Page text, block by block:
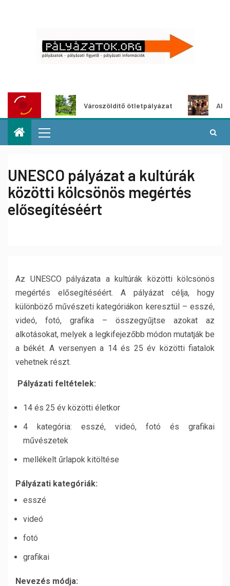
Városzöldítő ötletpályázat Alkotói
UNESCO pályázat a kultúrák
közötti kölcsönös megértés
elősegítéséért
Az UNESCO pályázata a kultúrák közötti kölcsönös
megértés elősegítéséért. A pályázat célja, hogy
különböző művészeti kategóriákon keresztül – esszé,
videó, fotó, grafika – összegyűjtse azokat az
alkotásokat, melyek a legkifejezőbb módon mutatják be
a békét. A versenyen a 14 és 25 év közötti fiatalok
vehetnek részt.
Pályázati feltételek:
14 és 25 év közötti életkor
4 kategória: esszé, videó, fotó és grafikai
művészetek
mellékelt űrlapok kitöltése
Pályázati kategóriák:
esszé
videó
fotó
grafikai
Nevezés módja: